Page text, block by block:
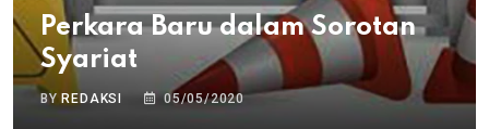
Perkara Baru dalam Sorotan
Syariat
BYREDAKSI 05/05/2020